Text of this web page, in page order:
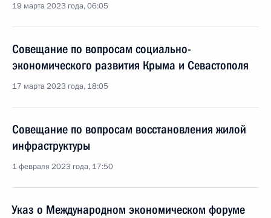
19 марта 2023 года, 06:05
Совещание по вопросам социально-
экономического развития Крыма и Севастополя
17 марта 2023 года, 18:05
Совещание по вопросам восстановления жилой
инфраструктуры
1 февраля 2023 года, 17:50
Указ о Международном экономическом форуме